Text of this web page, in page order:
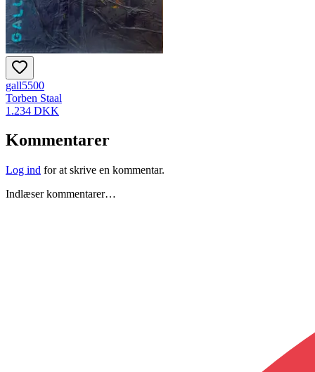
gall5500
Torben Staal
1.234 DKK
Kommentarer
Log ind for at skrive en kommentar.
Indlæser kommentarer…